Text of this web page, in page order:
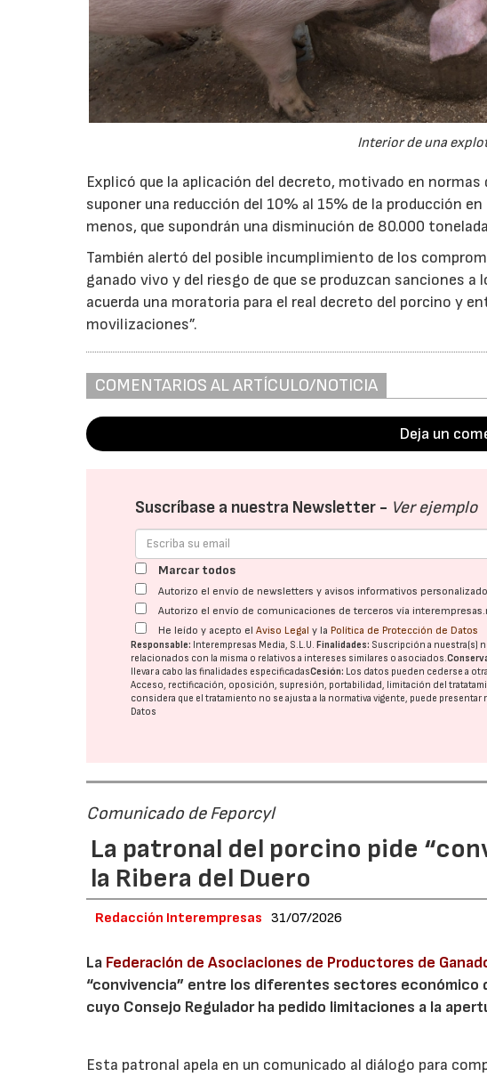
Interior de una
Explicó que la aplicación del decreto, motivado en
suponer una reducción del 10% al 15% de la producción
menos, que supondrán una disminución de 80.000
También alertó del posible incumplimiento de los
ganado vivo y del riesgo de que se produzcan sanciones
acuerda una moratoria para el real decreto del porcino y
movilizaciones”.
COMENTARIOS AL ARTÍCULO/NOTICIA
Deja un
Suscríbase a nuestra Newsletter - Ver ejemplo
Marcar todos
Autorizo el envío de newsletters y avisos informativos
Autorizo el envío de comunicaciones de terceros vía
He leído y acepto elAviso Legal y la Política de Protección de Datos
Responsable: Interempresas Media, S.L.U.Finalidades: Suscripción a nuestra(s)
relacionados con la misma o relativos a intereses similares o asociados.
llevar a cabo las finalidades especificadasCesión: Los datos pueden cederse a
Acceso, rectificación, oposición, supresión, portabilidad, limitación del
considera que el tratamiento no se ajusta a la normativa vigente, puede presentar
Datos
Comunicado de Feporcyl
La patronal del porcino pide
la Ribera del Duero
Redacción Interempresas 31/07/2026
La Federación de Asociaciones de Productores de
“convivencia” entre los diferentes sectores económico
cuyo Consejo Regulador ha pedido limitaciones a la
Esta patronal apela en un comunicado al diálogo para